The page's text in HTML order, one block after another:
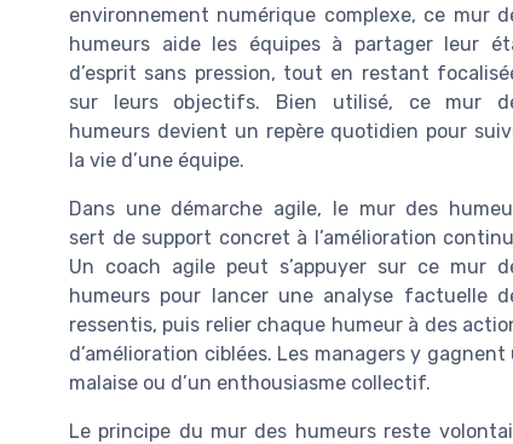
environnement numérique complexe, ce mur
humeurs aide les équipes à partager leur
d’esprit sans pression, tout en restant
sur leurs objectifs. Bien utilisé, ce mur
humeurs devient un repère quotidien pour
la vie d’une équipe.
Dans une démarche agile, le mur des
sert de support concret à l’amélioration
Un coach agile peut s’appuyer sur ce mur
humeurs pour lancer une analyse factuelle
ressentis, puis relier chaque humeur à des
d’amélioration ciblées. Les managers y
malaise ou d’un enthousiasme collectif.
Le principe du mur des humeurs reste